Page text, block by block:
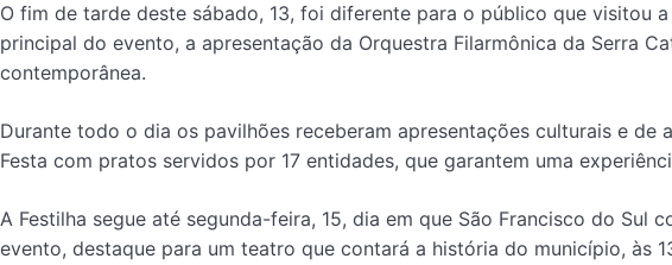
O fim de tarde deste sábado, 13, foi diferente para o público que visitou
principal do evento, a apresentação da Orquestra Filarmônica da Serra
contemporânea.
Durante todo o dia os pavilhões receberam apresentações culturais e
Festa com pratos servidos por 17 entidades, que garantem uma
A Festilha segue até segunda-feira, 15, dia em que São Francisco do
evento, destaque para um teatro que contará a história do município, às